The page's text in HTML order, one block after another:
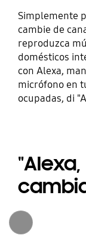
Simplemente
cambie de
reproduzca
domésticos
con Alexa,
micrófono en
ocupadas, di
"Alexa,